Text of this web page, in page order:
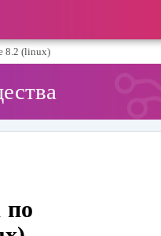
8.2 (linux)
по